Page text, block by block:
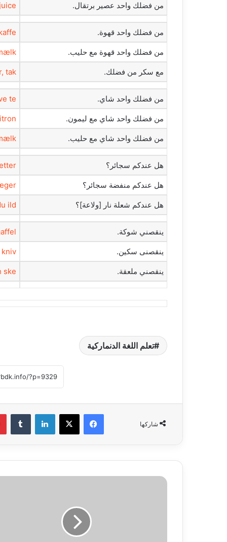
‫من فضلك واحد عصير برتقال.‬
‫من فضلك واحد قهوة.‬
‫من فضلك واحد قهوة مع حليب.‬
‫مع سكر من فضلك.‬ tak.
‫من فضلك واحد شاي.‬ te.
‫من فضلك واحد شاي مع ليمون.‬
‫من فضلك واحد شاي مع حليب.‬
‫هل عندكم سجائر؟‬
‫هل عندكم منفضة سجائر؟‬
‫هل عندكم شعلة نار [ولاعة]؟‬ ild?
‫ينقصني شوكة.‬
‫ينقصنى سكين.‬
‫ينقصني ملعقة.‬
تعلم اللغة الدنماركية
شاركها
فيسبوك ‫X لينكدإن
ا